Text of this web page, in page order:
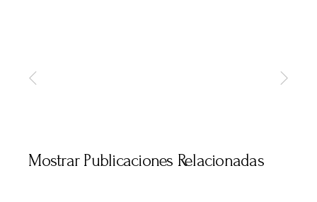
Mostrar Publicaciones Relacionadas